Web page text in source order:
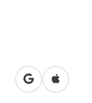
in Google
in